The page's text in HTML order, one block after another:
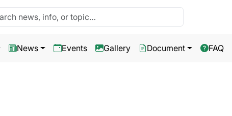
News Events Gallery Document FAQ